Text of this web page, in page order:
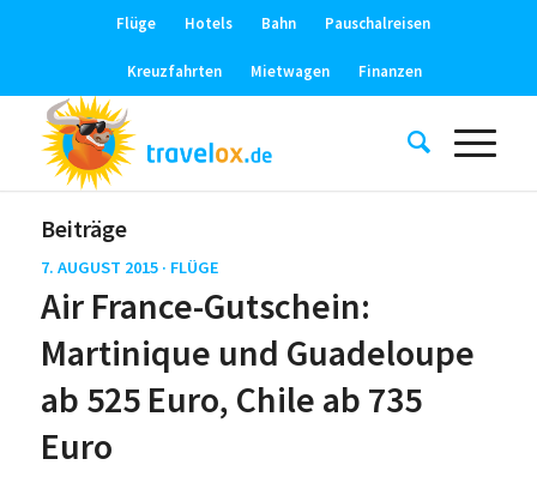
Flüge Hotels Bahn Pauschalreisen
Kreuzfahrten Mietwagen Finanzen
Beiträge
7. AUGUST 2015 · FLÜGE
Air France-Gutschein:
Martinique und Guadeloupe
ab 525 Euro, Chile ab 735
Euro